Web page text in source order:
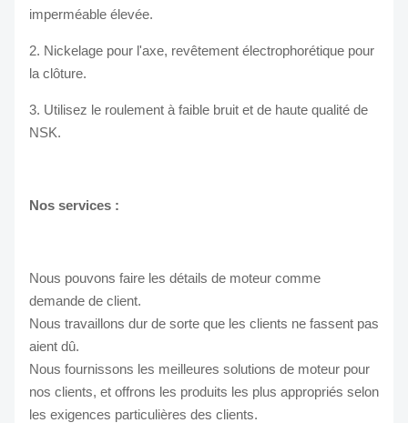
imperméable élevée.
2. Nickelage pour l'axe, revêtement électrophorétique pour
la clôture.
3. Utilisez le roulement à faible bruit et de haute qualité de
NSK.
Nos services :
Nous pouvons faire les détails de moteur comme
demande de client.
Nous travaillons dur de sorte que les clients ne fassent pas
aient dû.
Nous fournissons les meilleures solutions de moteur pour
nos clients, et offrons les produits les plus appropriés selon
les exigences particulières des clients.